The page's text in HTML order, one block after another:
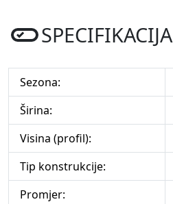
SPECIFIKACIJA
Sezona:
Širina:
Visina (profil):
Tip konstrukcije:
Promjer: